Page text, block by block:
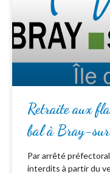
Retraite aux
bal à Bray-
Par arrêté
interdits à partir du